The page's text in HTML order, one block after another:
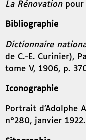
La Rénovationpour
Bibliographie
Dictionnaire
de C.-E. Curinier),
tome V, 1906, p.
Iconographie
Portrait d’Adolphe
n°280, janvier 1922.